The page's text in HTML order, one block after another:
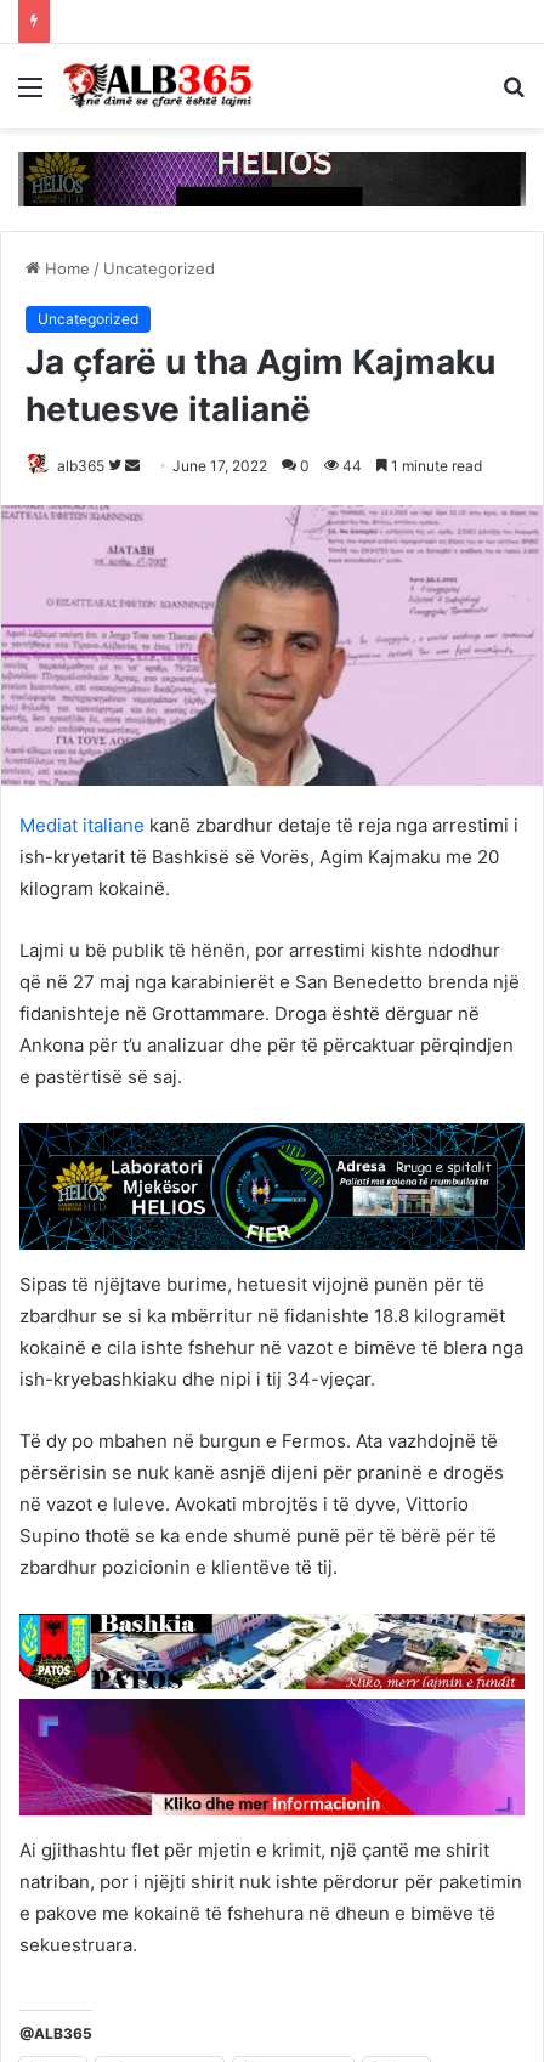
Menu
Home / Uncategorized
Uncategorized
Ja çfarë u tha Agim Kajmaku
hetuesve italianë
alb365
Follow
Twitter
Send
email
June 17, 2022 0 44 1 minute read
Mediat italiane kanë zbardhur detaje të reja nga arrestimi i
ish-kryetarit të Bashkisë së Vorës, Agim Kajmaku me 20
kilogram kokainë.
Lajmi u bë publik të hënën, por arrestimi kishte ndodhur
që në 27 maj nga karabinierët e San Benedetto brenda një
fidanishteje në Grottammare. Droga është dërguar në
Ankona për t’u analizuar dhe për të përcaktuar përqindjen
e pastërtisë së saj.
Sipas të njëjtave burime, hetuesit vijojnë punën për të
zbardhur se si ka mbërritur në fidanishte 18.8 kilogramët
kokainë e cila ishte fshehur në vazot e bimëve të blera nga
ish-kryebashkiaku dhe nipi i tij 34-vjeçar.
Të dy po mbahen në burgun e Fermos. Ata vazhdojnë të
përsërisin se nuk kanë asnjë dijeni për praninë e drogës
në vazot e luleve. Avokati mbrojtës i të dyve, Vittorio
Supino thotë se ka ende shumë punë për të bërë për të
zbardhur pozicionin e klientëve të tij.
Ai gjithashtu flet për mjetin e krimit, një çantë me shirit
natriban, por i njëjti shirit nuk ishte përdorur për paketimin
e pakove me kokainë të fshehura në dheun e bimëve të
sekuestruara.
@ALB365